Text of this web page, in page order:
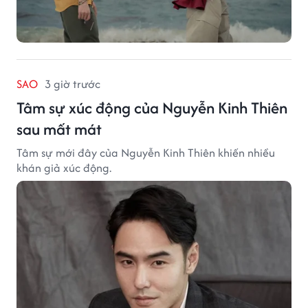
SAO 3 giờ trước
Tâm sự xúc động của Nguyễn Kinh Thiên
sau mất mát
Tâm sự mới đây của Nguyễn Kinh Thiên khiến nhiều
khán giả xúc động.